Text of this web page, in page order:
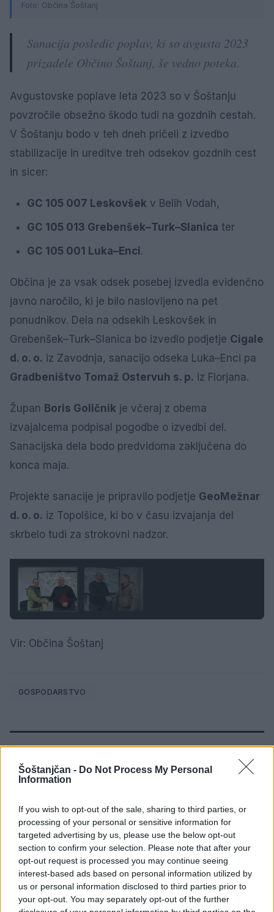
Šoštanjčan - Do Not Process My Personal
Information
If you wish to opt-out of the sale, sharing to third parties, or
processing of your personal or sensitive information for
targeted advertising by us, please use the below opt-out
section to confirm your selection. Please note that after your
opt-out request is processed you may continue seeing
interest-based ads based on personal information utilized by
us or personal information disclosed to third parties prior to
your opt-out. You may separately opt-out of the further
Foto: Občina Šoštanj
Sanacija posledic poplav, ki so avgusta 2023
prizadele Občino Šoštanj, še vedno poteka.
Avgustovske poplave leta 2023 so v Šoštanju
povzročile obsežno škodo tudi na gozdnih cestah.
V Šoštanju bodo v teh dneh pričeli z izvedbo
stabilizacije in ureditve treh odsekov gozdnih cest
in sicer:
GC 105 007 Leskovšek v Belih Vodah,
GC 105 013 Grebenšek–Turk–Slanica ter
GC 105 001 Luka–Enci.
Občina je za vsak odsek posebej izvedla evidenčno
javno naročilo, ki je bilo naslovljeno na pet
ponudnikov. Dela na odsekih Leskovšek in
Grebenšek–Turk–Slanica bo izvedlo podjetje Cigale
d. o. o. iz Zavodnja, sanacijo odseka Luka–Enci pa
Gradbeništvo Tomaž Ostervuh s. p. iz Florjana.
Župan Boris Goličnik je včeraj z obema
izvajalcema podpisal pogodbe o izvedbi del.
Sanacijska dela bodo predvidoma zaključena do
konca maja.
Projekte sanacije je pripravilo podjetje GeoMežnar
d. o. o. iz Topolšice, ki bo v času izvajanja del
skrbelo tudi za strokovni nadzor.
Vir: Občina Šoštanj
GOSPODARSTVO
SORODNE NOVICE
cene dizla in kurilnega olja
3. avgust 2026
Od jutri nižje cene bencina, dizla in
kurilnega olja
27. julij 2026